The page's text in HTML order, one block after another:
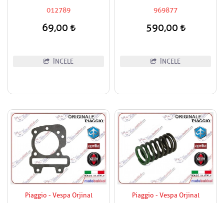
012789
69,00
İNCELE
969877
590,00
İNCELE
Piaggio - Vespa Orjinal Piaggio - Vespa Orjinal